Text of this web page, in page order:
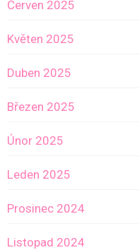
Červen 2025
Květen 2025
Duben 2025
Březen 2025
Únor 2025
Leden 2025
Prosinec 2024
Listopad 2024